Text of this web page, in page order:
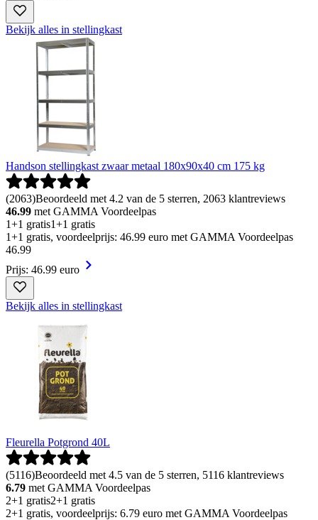
Bekijk alles in stellingkast
Handson stellingkast zwaar metaal 180x90x40 cm 175 kg
(2063)Beoordeeld met 4.2 van de 5 sterren, 2063 klantreviews
46.99 met GAMMA Voordeelpas
1+1 gratis1+1 gratis
1+1 gratis, voordeelprijs: 46.99 euro met GAMMA Voordeelpas
46.99
Prijs: 46.99 euro
Bekijk alles in stellingkast
Fleurella Potgrond 40L
(5116)Beoordeeld met 4.5 van de 5 sterren, 5116 klantreviews
6.79 met GAMMA Voordeelpas
2+1 gratis2+1 gratis
2+1 gratis, voordeelprijs: 6.79 euro met GAMMA Voordeelpas